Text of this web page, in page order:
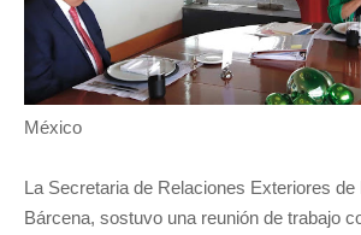
México
La Secretaria de Relaciones Exteriores
Bárcena, sostuvo una reunión de trabajo